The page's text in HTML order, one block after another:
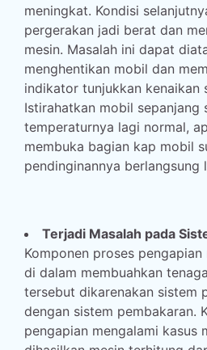
meningkat. Kondisi
pergerakan jadi berat dan
mesin. Masalah ini dapat
menghentikan mobil dan
indikator tunjukkan kenaikan
Istirahatkan mobil sepanjang
temperaturnya lagi normal,
membuka bagian kap mobil
pendinginannya berlangsung
Terjadi Masalah pada
Komponen proses
di dalam membuahkan
tersebut dikarenakan sistem
dengan sistem pembakaran.
pengapian mengalami kasus